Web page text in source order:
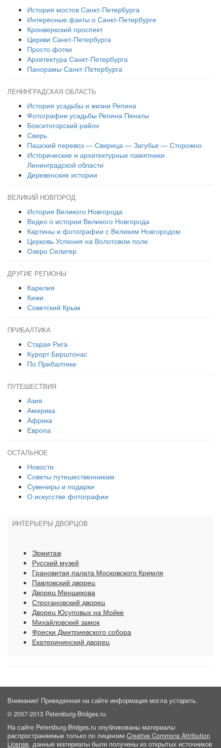
История мостов Санкт-Петербурга
Интересные факты о Санкт-Петербурге
Кронверкский проспект
Церкви Санкт-Петербурга
Просто фотки
Архитектура Санкт-Петербурга
Панорамы Санкт-Петербурга
ЛЕНИНГРАДСКАЯ ОБЛАСТЬ
История усадьбы и жизни Репина
Фотографии усадьбы Репина Пенаты
Бокситогорский район
Свирь
Пашский перевоз — Свирица — Загубье — Сторожно
Исторические и архитектурные памятники
Ленинградской области
Деревенские истории
ВЕЛИКИЙ НОВГОРОД
История Великого Новгорода
Видео о истории Великого Новгорода
Картины и фотографии с Великим Новгородом
Церковь Успения на Волотовом поле
Озеро Селигер
ДРУГИЕ РЕГИОНЫ
Карелия
Кижи
Советский Крым
ПРИБАЛТИКА
Старая Рига
Курорт Бирштонас
По Прибалтике
ПУТЕШЕСТВИЯ
Азия
Америка
Африка
Европа
ОСТАЛЬНОЕ
Новости
Советы путешественникам
Сувениры и подарки
О искусстве фотографии
ИНТЕРЬЕРЫ ДВОРЦОВ
Эрмитаж
Русский музей
Грановитая палата Московского Кремля
Павловский дворец
Дворец Меншикова
Строгановский дворец
Дворец Юсуповых на Мойке
Михайловский замок
Фрески Дмитриевского собора
Екатерининский дворец
Внимание! Приведенная на сайте информация могла устареть.
© 2007-2013 Petersburg-Bridges.ru.
На сайте Petersburg-Bridges.ru опубликованы материалы
распространяемые только по лицензии Creative Commons Attribution
License, данные материалы были получены из открытых источников